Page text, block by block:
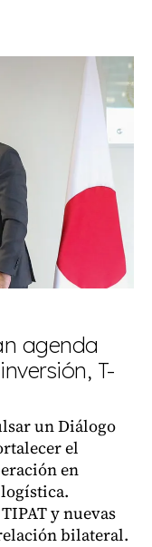
agenda
T-
un Diálogo
el
en
y nuevas
bilateral.